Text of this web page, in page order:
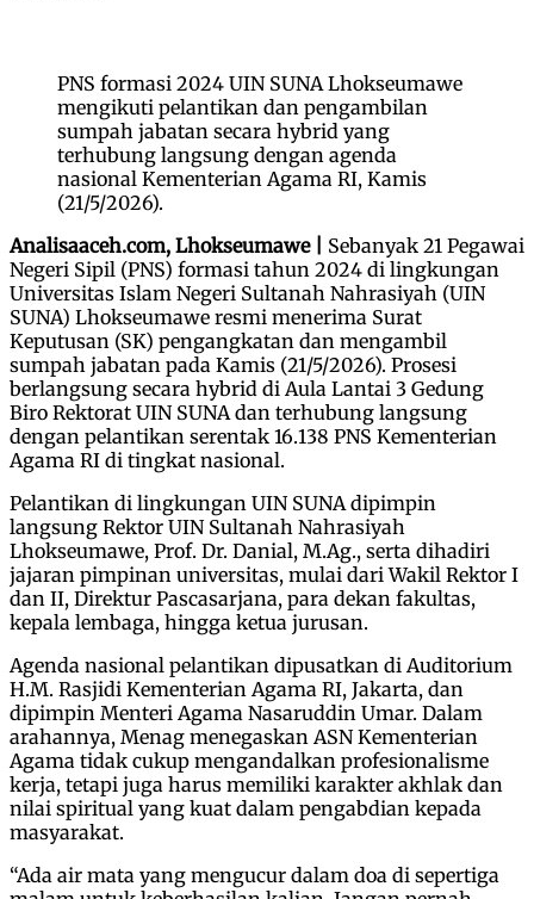
PNS formasi 2024 UIN SUNA Lhokseumawe
mengikuti pelantikan dan pengambilan
sumpah jabatan secara hybrid yang
terhubung langsung dengan agenda
nasional Kementerian Agama RI, Kamis
(21/5/2026).
Analisaaceh.com, Lhokseumawe |
Sebanyak 21 Pegawai
Negeri Sipil (PNS) formasi tahun 2024 di lingkungan
Universitas Islam Negeri Sultanah Nahrasiyah (UIN
SUNA) Lhokseumawe resmi menerima Surat
Keputusan (SK) pengangkatan dan mengambil
sumpah jabatan pada Kamis (21/5/2026). Prosesi
berlangsung secara hybrid di Aula Lantai 3 Gedung
Biro Rektorat UIN SUNA dan terhubung langsung
dengan pelantikan serentak 16.138 PNS Kementerian
Agama RI di tingkat nasional.
Pelantikan di lingkungan UIN SUNA dipimpin
langsung Rektor UIN Sultanah Nahrasiyah
Lhokseumawe, Prof. Dr. Danial, M.Ag., serta dihadiri
jajaran pimpinan universitas, mulai dari Wakil Rektor I
dan II, Direktur Pascasarjana, para dekan fakultas,
kepala lembaga, hingga ketua jurusan.
Agenda nasional pelantikan dipusatkan di Auditorium
H.M. Rasjidi Kementerian Agama RI, Jakarta, dan
dipimpin Menteri Agama Nasaruddin Umar. Dalam
arahannya, Menag menegaskan ASN Kementerian
Agama tidak cukup mengandalkan profesionalisme
kerja, tetapi juga harus memiliki karakter akhlak dan
nilai spiritual yang kuat dalam pengabdian kepada
masyarakat.
“Ada air mata yang mengucur dalam doa di sepertiga